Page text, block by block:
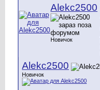
Alekc2500
Новичок
Alekc2500
Новичок